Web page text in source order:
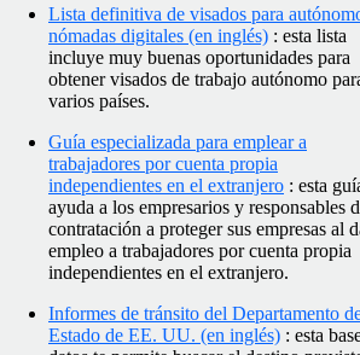
Lista definitiva de visados para
nómadas digitales (en inglés) : esta lista
incluye muy buenas oportunidades para
obtener visados de trabajo autónomo
varios países.
Guía especializada para emplear a
trabajadores por cuenta propia
independientes en el extranjero : esta
ayuda a los empresarios y responsables
contratación a proteger sus empresas al
empleo a trabajadores por cuenta propia
independientes en el extranjero.
Informes de tránsito del Departamento
Estado de EE. UU. (en inglés) : esta